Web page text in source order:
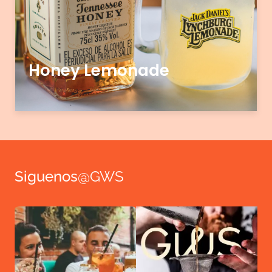
Honey Lemonade
Siguenos@GWS